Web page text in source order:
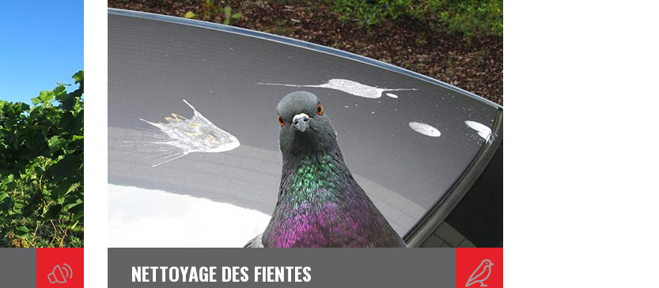
NETTOYAGE DES FIENTES